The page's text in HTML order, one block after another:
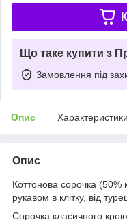
Що таке купити з
Замовлення під
Опис Характеристики
Опис
Коттонова сорочка (50%
рукавом в клітку, від
Сорочка класичного